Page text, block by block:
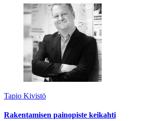
Tapio Kivistö
Rakentamisen painopiste keikahti